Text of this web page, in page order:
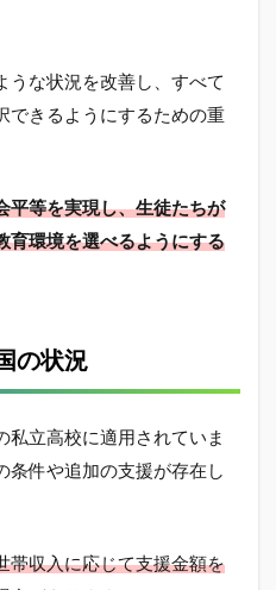
うな状況を改善し、すべて
できるようにするための重
平等を実現し、生徒たちが
育環境を選べるようにする
の状況
私立高校に適用されていま
条件や追加の支援が存在し
帯収入に応じて支援金額を